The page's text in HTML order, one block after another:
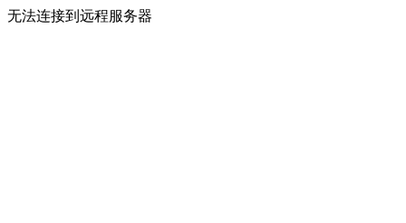
无法连接到远程服务器